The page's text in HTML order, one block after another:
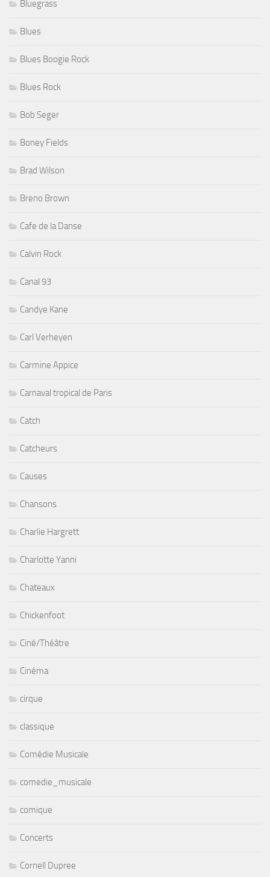
Bluegrass
Blues
Blues Boogie Rock
Blues Rock
Bob Seger
Boney Fields
Brad Wilson
Breno Brown
Cafe de la Danse
Calvin Rock
Canal 93
Candye Kane
Carl Verheyen
Carmine Appice
Carnaval tropical de Paris
Catch
Catcheurs
Causes
Chansons
Charlie Hargrett
Charlotte Yanni
Chateaux
Chickenfoot
Ciné/Théâtre
Cinéma
cirque
classique
Comédie Musicale
comedie_musicale
comique
Concerts
Cornell Dupree